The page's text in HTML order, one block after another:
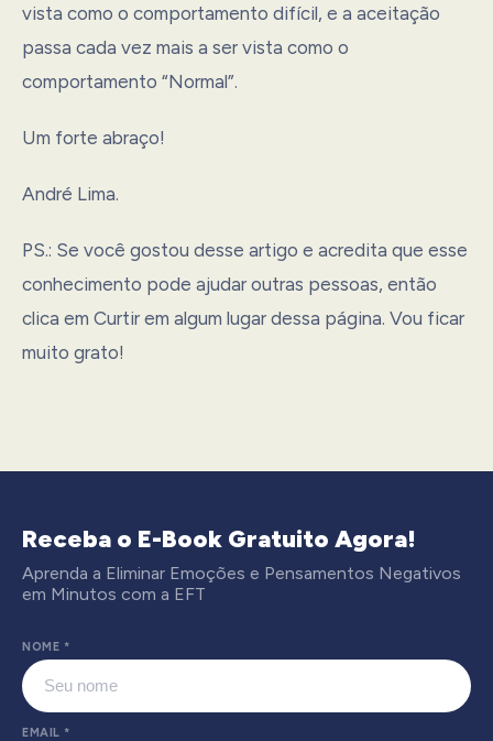
vista como o comportamento difícil, e a aceitação
passa cada vez mais a ser vista como o
comportamento “Normal”.
Um forte abraço!
André Lima.
PS.: Se você gostou desse artigo e acredita que esse
conhecimento pode ajudar outras pessoas, então
clica em Curtir em algum lugar dessa página. Vou ficar
muito grato!
Receba o E-Book Gratuito Agora!
Aprenda a Eliminar Emoções e Pensamentos Negativos
em Minutos com a EFT
NOME *
EMAIL *